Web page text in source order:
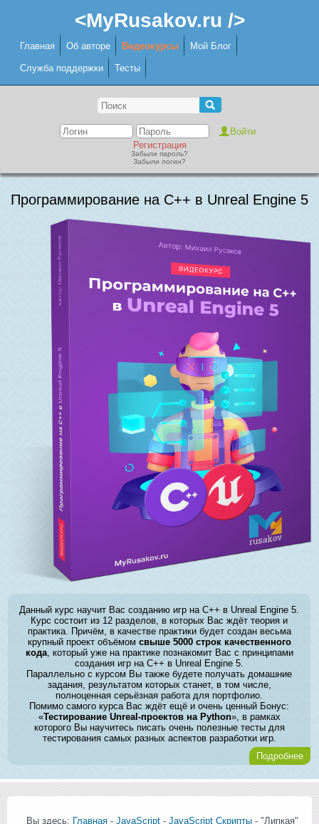
<MyRusakov.ru />
Главная Об авторе Видеокурсы Мой Блог
Служба поддержки Тесты
Регистрация
Забыли пароль?
Забыли логин?
Программирование на C++ в Unreal Engine 5
Данный курс научит Вас созданию игр на C++ в Unreal Engine 5.
Курс состоит из 12 разделов, в которых Вас ждёт теория и
практика. Причём, в качестве практики будет создан весьма
крупный проект объёмом свыше 5000 строк качественного
кода, который уже на практике познакомит Вас с принципами
создания игр на C++ в Unreal Engine 5.
Параллельно с курсом Вы также будете получать домашние
задания, результатом которых станет, в том числе,
полноценная серьёзная работа для портфолио.
Помимо самого курса Вас ждёт ещё и очень ценный Бонус:
«Тестирование Unreal-проектов на Python», в рамках
которого Вы научитесь писать очень полезные тесты для
тестирования самых разных аспектов разработки игр.
Подробнее
Вы здесь: Главная - JavaScript - JavaScript Скрипты - "Липкая"